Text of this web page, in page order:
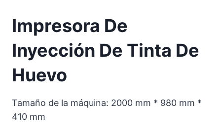
Impresora De
Inyección De Tinta De
Huevo
Tamaño de la máquina: 2000 mm * 980 mm *
410 mm